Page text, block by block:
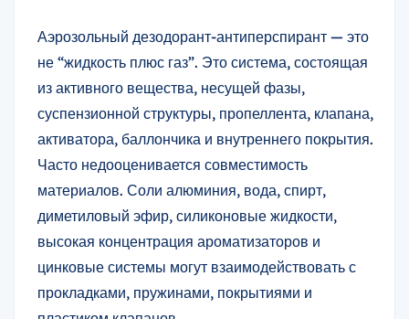
Аэрозольный дезодорант-антиперспирант — это
не “жидкость плюс газ”. Это система, состоящая
из активного вещества, несущей фазы,
суспензионной структуры, пропеллента, клапана,
активатора, баллончика и внутреннего покрытия.
Часто недооценивается совместимость
материалов. Соли алюминия, вода, спирт,
диметиловый эфир, силиконовые жидкости,
высокая концентрация ароматизаторов и
цинковые системы могут взаимодействовать с
прокладками, пружинами, покрытиями и